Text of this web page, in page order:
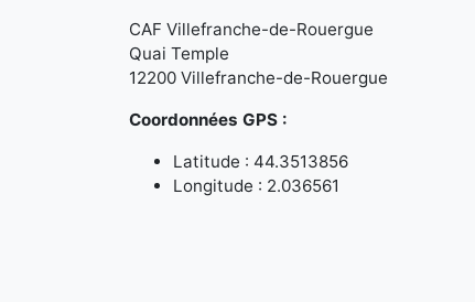
CAF Villefranche-de-Rouergue
Quai Temple
12200 Villefranche-de-Rouergue
Coordonnées GPS :
Latitude : 44.3513856
Longitude : 2.036561